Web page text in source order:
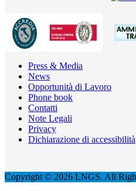
Press & Media
News
Opportunità di Lavoro
Phone book
Contatti
Note Legali
Privacy
Dichiarazione di accessibilità
Copyright © 2026 LNGS. All